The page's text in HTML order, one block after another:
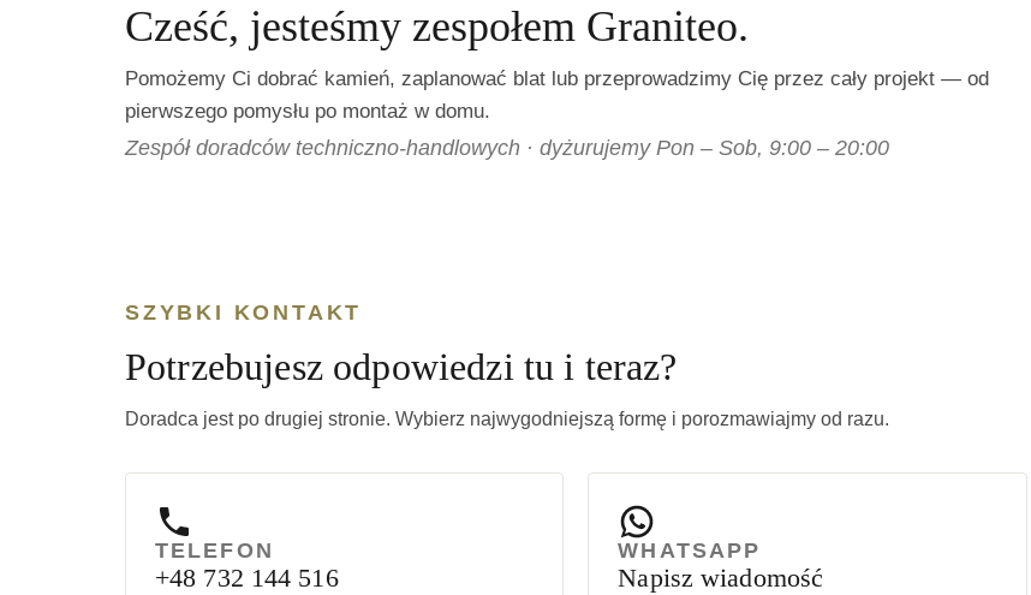
Cześć, jesteśmy zespołem Graniteo.
Pomożemy Ci dobrać kamień, zaplanować blat lub przeprowadzimy Cię przez cały projekt — od
pierwszego pomysłu po montaż w domu.
Zespół doradców techniczno-handlowych · dyżurujemy Pon – Sob, 9:00 – 20:00
SZYBKI KONTAKT
Potrzebujesz odpowiedzi tu i teraz?
Doradca jest po drugiej stronie. Wybierz najwygodniejszą formę i porozmawiajmy od razu.
TELEFON
+48 732 144 516
WHATSAPP
Napisz wiadomość